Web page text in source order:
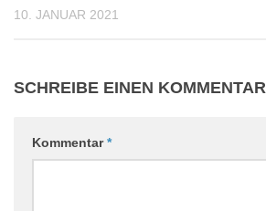
10. JANUAR 2021
SCHREIBE EINEN KOMMENTAR
Kommentar*